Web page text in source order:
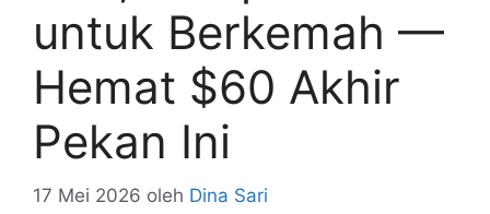
untuk Berkemah —
Hemat $60 Akhir
Pekan Ini
17 Mei 2026 oleh Dina Sari